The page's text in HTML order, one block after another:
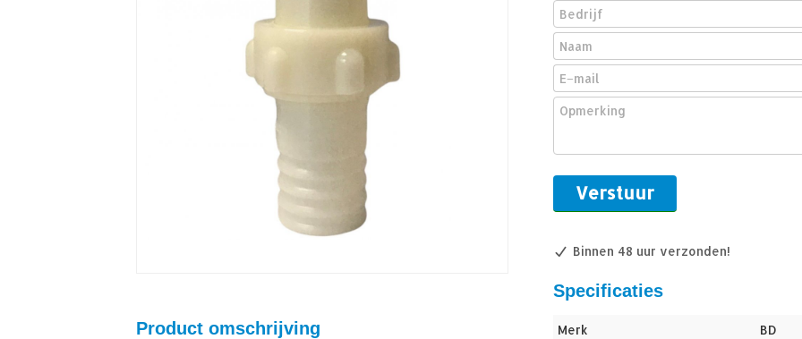
Product omschrijving
Binnen 48 uur verzonden!
Specificaties
Merk
BD